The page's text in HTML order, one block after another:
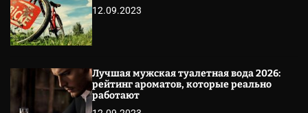
12.09.2023
Лучшая мужская туалетная вода 2026:
рейтинг ароматов, которые реально
работают